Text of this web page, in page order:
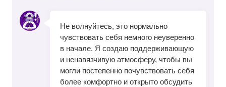
Не волнуйтесь, это нормально
чувствовать себя немного неуверенно
в начале. Я создаю поддерживающую
и ненавязчивую атмосферу, чтобы вы
могли постепенно почувствовать себя
более комфортно и открыто обсудить